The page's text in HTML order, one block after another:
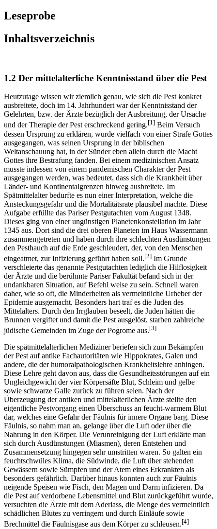
Leseprobe
Inhaltsverzeichnis
1.2 Der mittelalterliche Kenntnisstand über die Pest
Heutzutage wissen wir ziemlich genau, wie sich die Pest konkret
ausbreitete, doch im 14. Jahrhundert war der Kenntnisstand der
Gelehrten, bzw. der Ärzte bezüglich der Ausbreitung, der Ursache
und der Therapie der Pest erschreckend gering.[1] Beim Versuch
dessen Ursprung zu erklären, wurde vielfach von einer Strafe Gottes
ausgegangen, was seinen Ursprung in der biblischen
Weltanschauung hat, in der Sünder eben allein durch die Macht
Gottes ihre Bestrafung fanden. Bei einem medizinischen Ansatz
musste indessen von einem pandemischen Charakter der Pest
ausgegangen werden, was bedeutet, dass sich die Krankheit über
Länder- und Kontinentalgrenzen hinweg ausbreitete. Im
Spätmittelalter bedurfte es nun einer Interpretation, welche die
Ansteckungsgefahr und die Mortalitätsrate plausibel machte. Diese
Aufgabe erfüllte das Pariser Pestgutachten vom August 1348.
Dieses ging von einer ungünstigen Planetenkonstellation im Jahr
1345 aus. Dort sind die drei oberen Planeten im Haus Wassermann
zusammengetreten und haben durch ihre schlechten Ausdünstungen
den Pesthauch auf die Erde geschleudert, der, von den Menschen
eingeatmet, zur Infizierung geführt haben soll.[2] Im Grunde
verschleierte das genannte Pestgutachten lediglich die Hilflosigkeit
der Ärzte und die berühmte Pariser Fakultät befand sich in der
undankbaren Situation, auf Befehl weise zu sein. Schnell waren
daher, wie so oft, die Minderheiten als vermeintliche Urheber der
Epidemie ausgemacht. Besonders hart traf es die Juden des
Mittelalters. Durch den Irrglauben beseelt, die Juden hätten die
Brunnen vergiftet und damit die Pest ausgelöst, starben zahlreiche
jüdische Gemeinden im Zuge der Pogrome aus.[3]
Die spätmittelalterlichen Mediziner beriefen sich zum Bekämpfen
der Pest auf antike Fachautoritäten wie Hippokrates, Galen und
andere, die der humoralpathologischen Krankheitslehre anhingen.
Diese Lehre geht davon aus, dass die Gesundheitsstörungen auf ein
Ungleichgewicht der vier Körpersäfte Blut, Schleim und gelbe
sowie schwarze Galle zurück zu führen seien. Nach der
Überzeugung der antiken und mittelalterlichen Ärzte stellte den
eigentliche Pestvorgang einen Überschuss an feucht-warmem Blut
dar, welches eine Gefahr der Fäulnis für innere Organe barg. Diese
Fäulnis, so nahm man an, gelange über die Luft oder über die
Nahrung in den Körper. Die Verunreinigung der Luft erklärte man
sich durch Ausdünstungen (Miasmen), deren Entstehen und
Zusammensetzung hingegen sehr umstritten waren. So galten ein
feuchtschwüles Klima, die Südwinde, die Luft über stehenden
Gewässern sowie Sümpfen und der Atem eines Erkrankten als
besonders gefährlich. Darüber hinaus konnten auch zur Fäulnis
neigende Speisen wie Fisch, den Magen und Darm infizieren. Da
die Pest auf verdorbene Lebensmittel und Blut zurückgeführt wurde,
versuchten die Ärzte mit dem Aderlass, die Menge des vermeintlich
schädlichen Blutes zu verringern und durch Einläufe sowie
Brechmittel die Fäulnisgase aus dem Körper zu schleusen.[4]